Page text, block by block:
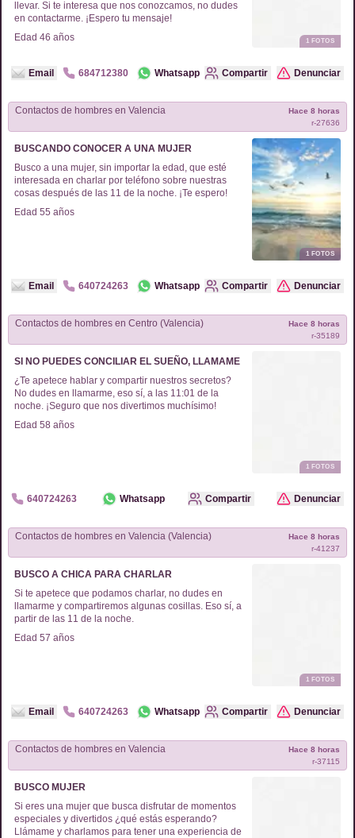
llevar. Si te interesa que nos conozcamos, no dudes
en contactarme. ¡Espero tu mensaje!
Edad 46 años 1 FOTOS
Email 684712380 Whatsapp Compartir Denunciar
Contactos de hombres en Valencia
r-27636
Hace 8 horas
BUSCANDO CONOCER A UNA MUJER
Busco a una mujer, sin importar la edad, que esté
interesada en charlar por teléfono sobre nuestras
cosas después de las 11 de la noche. ¡Te espero!
Edad 55 años
1 FOTOS
Email 640724263 Whatsapp Compartir Denunciar
Contactos de hombres en Centro (Valencia)
r-35189
Hace 8 horas
SI NO PUEDES CONCILIAR EL SUEÑO, LLAMAME
¿Te apetece hablar y compartir nuestros secretos?
No dudes en llamarme, eso sí, a las 11:01 de la
noche. ¡Seguro que nos divertimos muchísimo!
Edad 58 años
1 FOTOS
640724263 Whatsapp Compartir Denunciar
Contactos de hombres en Valencia (Valencia)
r-41237
Hace 8 horas
BUSCO A CHICA PARA CHARLAR
Si te apetece que podamos charlar, no dudes en
llamarme y compartiremos algunas cosillas. Eso sí, a
partir de las 11 de la noche.
Edad 57 años
1 FOTOS
Email 640724263 Whatsapp Compartir Denunciar
Contactos de hombres en Valencia
r-37115
Hace 8 horas
BUSCO MUJER
Si eres una mujer que busca disfrutar de momentos
especiales y divertidos ¿qué estás esperando?
Llámame y charlamos para tener una experiencia de